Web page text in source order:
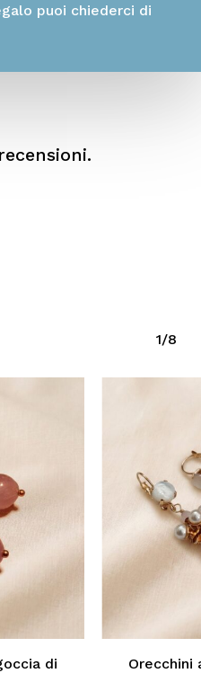
puoi chiederci di
1/8
di
Orecchini